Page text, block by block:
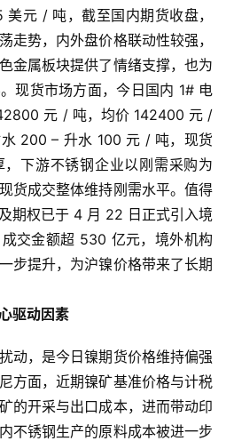
元 / 吨，截至国内期货收盘，
走势，内外盘价格联动性较强，
金属板块提供了情绪支撑，也为
现货市场方面，今日国内 1# 电
元 / 吨，均价 142400 元 /
200 – 升水 100 元 / 吨，现货
下游不锈钢企业以刚需采购为
货成交整体维持刚需水平。值得
期权已于 4 月 22 日正式引入境
交金额超 530 亿元，境外机构
步提升，为沪镍价格带来了长期
驱动因素
动，是今日镍期货价格维持偏强
方面，近期镍矿基准价格与计税
的开采与出口成本，进而带动印
不锈钢生产的原料成本被进一步